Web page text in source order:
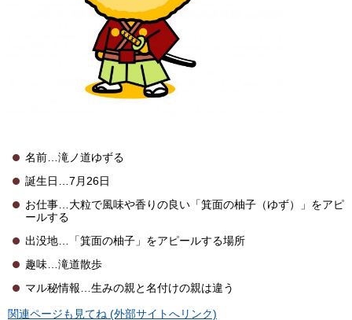
名前…滝ノ道ゆずる
誕生日…7月26日
お仕事…大粒で風味や香りの良い「箕面の柚子（ゆず）」をアピ
ールする
出没地…「箕面の柚子」をアピールする場所
趣味…滝道散歩
マル秘情報…生みの親と名付けの親は違う
関連ページも見てね (外部サイトへリンク)